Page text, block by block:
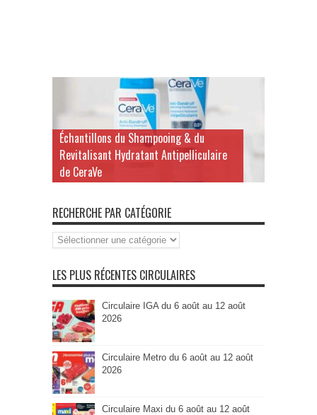
Échantillons du Shampooing & du
Revitalisant Hydratant Antipelliculaire
de CeraVe
RECHERCHE PAR CATÉGORIE
Recherche
par
LES PLUS RÉCENTES CIRCULAIRES
Circulaire IGA du 6 août au 12 août
2026
Circulaire Metro du 6 août au 12 août
2026
Circulaire Maxi du 6 août au 12 août